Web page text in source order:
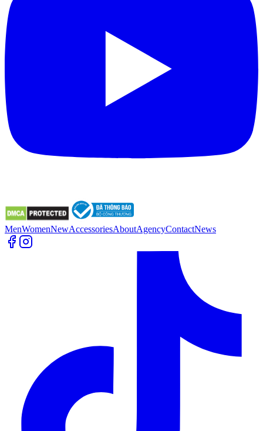
MenWomenNewAccessoriesAboutAgencyContactNews